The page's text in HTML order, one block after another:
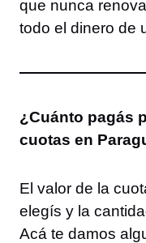
que nunca
todo el dinero de
¿Cuánto pagás
cuotas en
El valor de la
elegís y la
Acá te damos